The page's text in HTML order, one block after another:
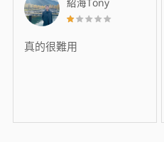
紹海Tony
真的很難用